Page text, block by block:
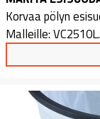
Korvaa pölyn
Malleille: VC2510L.